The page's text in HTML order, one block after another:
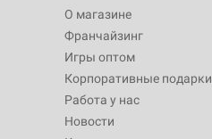
О магазине
Франчайзинг
Игры оптом
Корпоративные подарки
Работа у нас
Новости